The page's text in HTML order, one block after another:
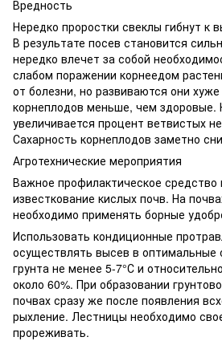
Вредность
Нередко проростки свеклы гибнут к
В результате посев становится
нередко влечет за собой
слабом поражении корнеедом
от болезни, но развиваются они
корнеплодов меньше, чем здоровые.
увеличивается процент ветвистых
Сахарность корнеплодов заметно
Агротехнические мероприятия
Важное профилактическое средство
известкование кислых почв. На
необходимо применять борные
Использовать кондиционные
осуществлять высев в оптимальные
грунта не менее 5-7°С и
около 60%. При образовании
почвах сразу же после появления
рыхление. Лестницы необходимо
прореживать.